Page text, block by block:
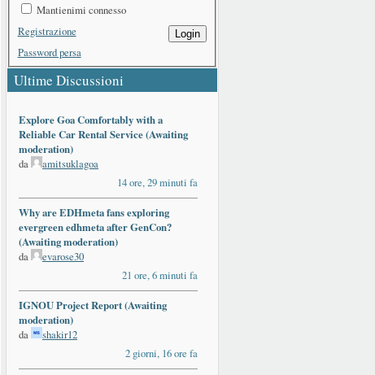
Mantienimi connesso
Login
Registrazione
Password persa
Ultime Discussioni
Explore Goa Comfortably with a
Reliable Car Rental Service (Awaiting
moderation)
da
amitsuklagoa
14 ore, 29 minuti fa
Why are EDHmeta fans exploring
evergreen edhmeta after GenCon?
(Awaiting moderation)
da
evarose30
21 ore, 6 minuti fa
IGNOU Project Report (Awaiting
moderation)
da
shakir12
2 giorni, 16 ore fa